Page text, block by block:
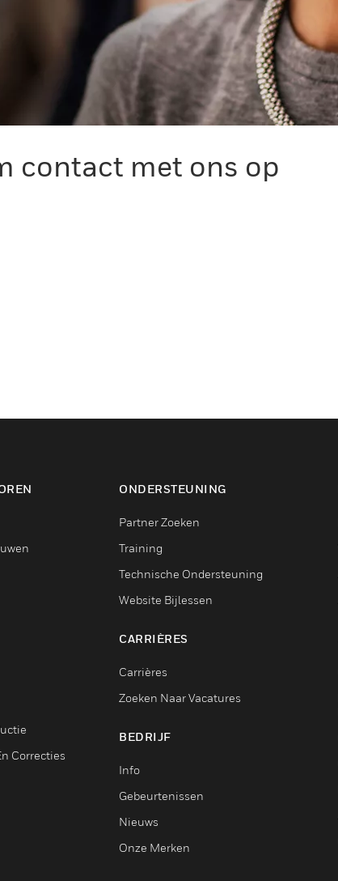
contact met ons op
Correcties
ONDERSTEUNING
Partner Zoeken
Training
Technische Ondersteuning
Website Bijlessen
CARRIÈRES
Carrières
Zoeken Naar Vacatures
BEDRIJF
Info
Gebeurtenissen
Nieuws
Onze Merken